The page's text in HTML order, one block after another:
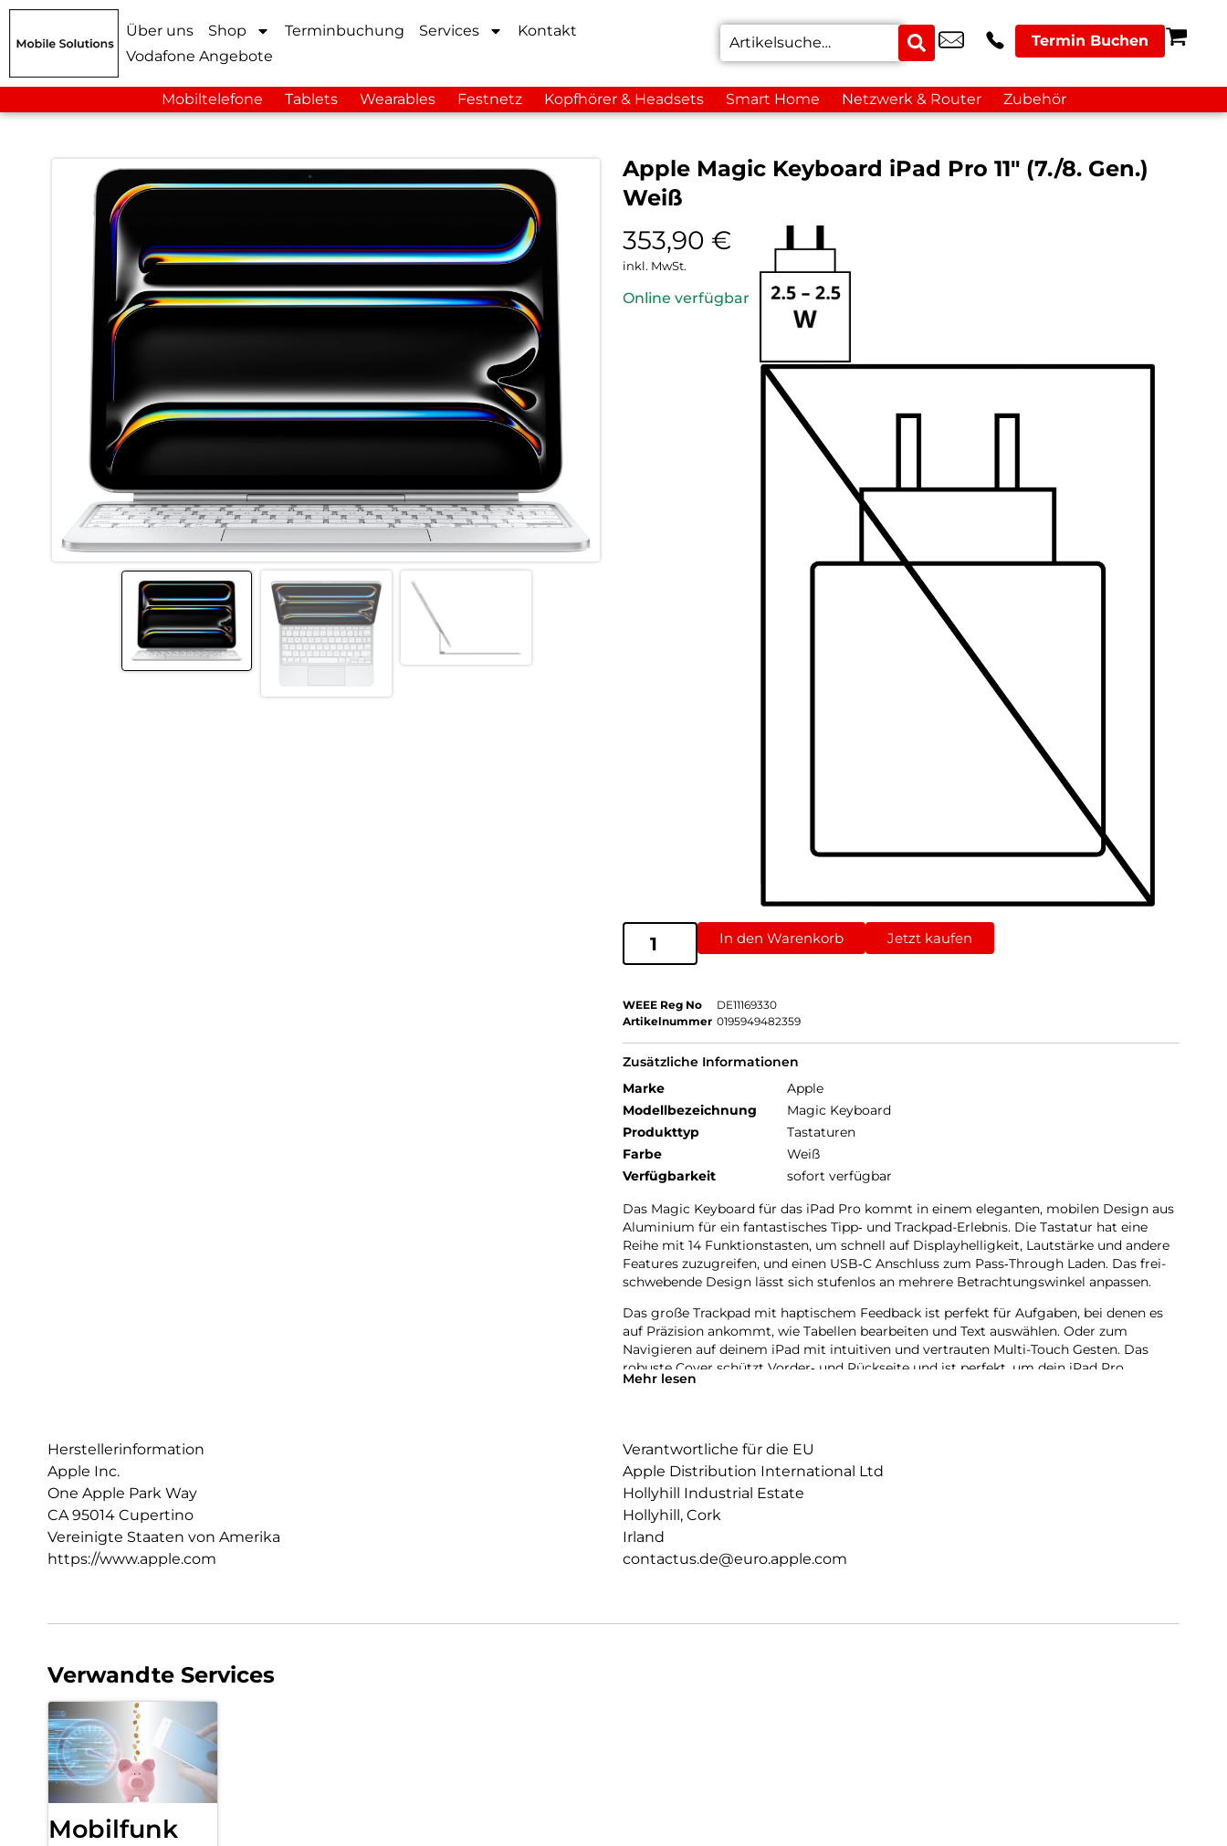
Über uns Shop Terminbuchung Services
Kontakt
Vodafone Angebote
Termin Buchen
Mobiltelefone Tablets Wearables Festnetz Kopfhörer & Headsets Smart Home Netzwerk & Router Zubehör
Apple Magic Keyboard iPad Pro 11″ (7./8. Gen.)
Weiß
353,90 €
inkl. MwSt.
Online verfügbar
In den Warenkorb Jetzt kaufen
WEEE Reg No
DE11169330
Artikelnummer 0195949482359
Zusätzliche Informationen
Marke
Apple
Modellbezeichnung
Magic Keyboard
Produkttyp
Tastaturen
Farbe
Weiß
Verfügbarkeit
sofort verfügbar
Das Magic Keyboard für das iPad Pro kommt in einem eleganten, mobilen Design aus
Aluminium für ein fantastisches Tipp‑ und Trackpad-Erlebnis. Die Tastatur hat eine
Reihe mit 14 Funktions­tasten, um schnell auf Display­helligkeit, Lautstärke und andere
Features zuzugreifen, und einen USB‑C Anschluss zum Pass‑Through Laden. Das frei­
schwebende Design lässt sich stufenlos an mehrere Betrach­tungs­winkel anpassen.
Das große Trackpad mit haptischem Feedback ist perfekt für Aufgaben, bei denen es
auf Präzision ankommt, wie Tabellen bearbeiten und Text auswählen. Oder zum
Navigieren auf deinem iPad mit intuitiven und vertrauten Multi-Touch Gesten. Das
robuste Cover schützt Vorder‑ und Rückseite und ist perfekt, um dein iPad Pro
überallhin mitzunehmen.
Mehr lesen
Herstellerinformation
Apple Inc.
One Apple Park Way
CA 95014 Cupertino
Vereinigte Staaten von Amerika
https://www.apple.com
Verantwortliche für die EU
Apple Distribution International Ltd
Hollyhill Industrial Estate
Hollyhill, Cork
Irland
contactus.de@euro.apple.com
Verwandte Services
Mobilfunk